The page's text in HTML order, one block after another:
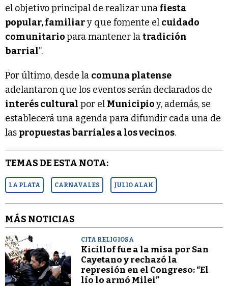
el objetivo principal de realizar unafiesta
popular, familiary que fomente el cuidado
comunitariopara mantener latradición
barrial”.
Por último, desde la comuna platense
adelantaron que los eventos serán declarados de
interés cultural por el Municipioy, además, se
establecerá una agenda para difundir cada una de
las propuestas barriales a los vecinos.
TEMAS DE ESTA NOTA:
LA PLATA CARNAVALES JULIO ALAK
MÁS NOTICIAS
CITA RELIGIOSA
Kicillof fue a la misa por San
Cayetano y rechazó la
represión en el Congreso: “El
lío lo armó Milei”